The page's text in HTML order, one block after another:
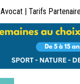
Avocat | Tarifs